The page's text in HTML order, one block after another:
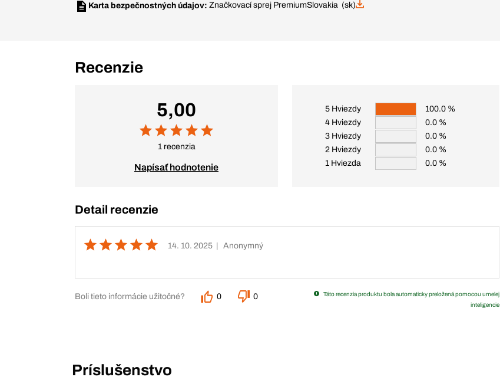
Karta bezpečnostných údajov:Značkovací sprej PremiumSlovakia (sk)
Recenzie
5,00
1 recenzia
Napísať hodnotenie
5 Hviezdy
100.0 %
4 Hviezdy
0.0 %
3 Hviezdy
0.0 %
2 Hviezdy
0.0 %
1 Hviezda
0.0 %
Detail recenzie
14. 10. 2025 | Anonymný
Boli tieto informácie užitočné? 0 0
Táto recenzia produktu bola automaticky preložená pomocou umelej
inteligencie
Príslušenstvo